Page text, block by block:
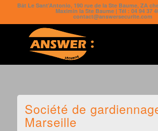
Bât Le Sant’Antonio, 190 rue de la Ste Baume, ZA
Maximin la Ste Baume | Tél : 04 94 37
contact@answersecurite.com
Société de
Marseille